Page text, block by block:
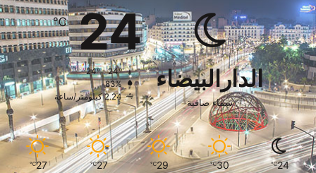
الدارالبيضاء
سماء صافية
24
℃
24º - 24º
83%
2.24 كيلومتر/ساعة
24
℃
30
℃
29
℃
27
℃
27
℃